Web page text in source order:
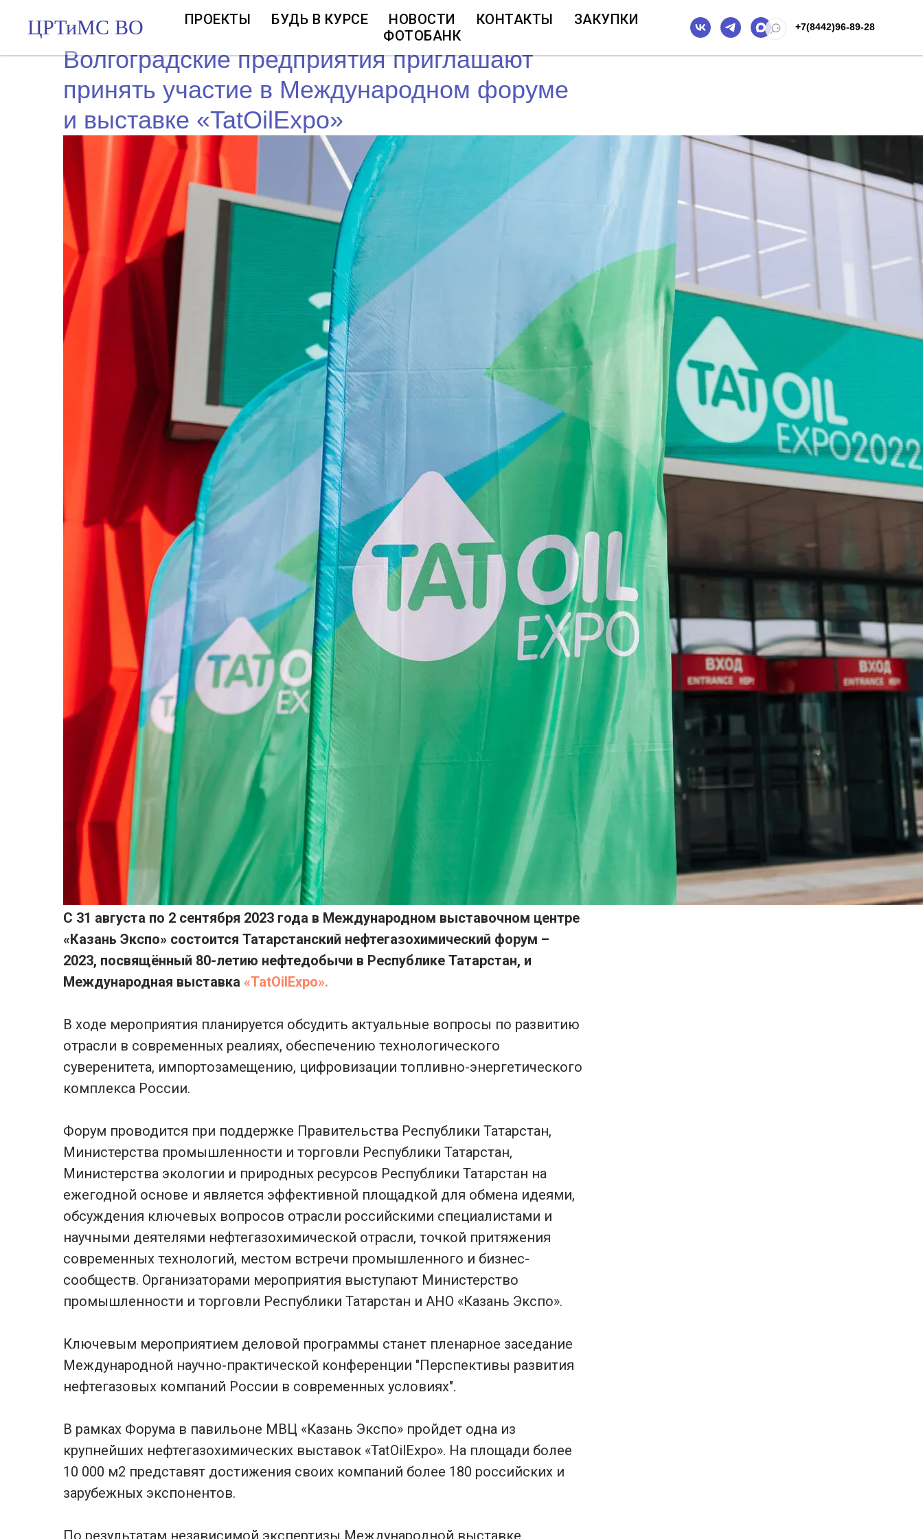
ЦРТиМС ВО ПРОЕКТЫ БУДЬ В КУРСЕ НОВОСТИ КОНТАКТЫ
ЗАКУПКИ
ФОТОБАНК
+7(8442)96-89-28
Волгоградские предприятия приглашают
принять участие в Международном форуме
и выставке «TatOilExpo»
С 31 августа по 2 сентября 2023 года в Международном выставочном центре
«Казань Экспо» состоится Татарстанский нефтегазохимический форум –
2023, посвящённый 80-летию нефтедобычи в Республике Татарстан, и
Международная выставка «TatOilExpo».
В ходе мероприятия планируется обсудить актуальные вопросы по развитию
отрасли в современных реалиях, обеспечению технологического
суверенитета, импортозамещению, цифровизации топливно-энергетического
комплекса России.
Форум проводится при поддержке Правительства Республики Татарстан,
Министерства промышленности и торговли Республики Татарстан,
Министерства экологии и природных ресурсов Республики Татарстан на
ежегодной основе и является эффективной площадкой для обмена идеями,
обсуждения ключевых вопросов отрасли российскими специалистами и
научными деятелями нефтегазохимической отрасли, точкой притяжения
современных технологий, местом встречи промышленного и бизнес-
сообществ. Организаторами мероприятия выступают Министерство
промышленности и торговли Республики Татарстан и АНО «Казань Экспо».
Ключевым мероприятием деловой программы станет пленарное заседание
Международной научно-практической конференции "Перспективы развития
нефтегазовых компаний России в современных условиях".
В рамках Форума в павильоне МВЦ «Казань Экспо» пройдет одна из
крупнейших нефтегазохимических выставок «TatOilExpo». На площади более
10 000 м2 представят достижения своих компаний более 180 российских и
зарубежных экспонентов.
По результатам независимой экспертизы Международной выставке